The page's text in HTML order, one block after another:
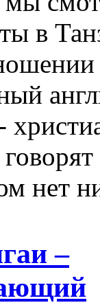
в
нет
–